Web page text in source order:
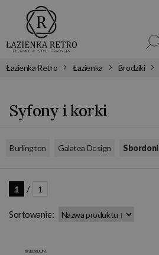
Łazienka Retro Łazienka Brodziki
Syfony i korki
Burlington Galatea Design Sbordoni
1 / 1
Sortowanie: